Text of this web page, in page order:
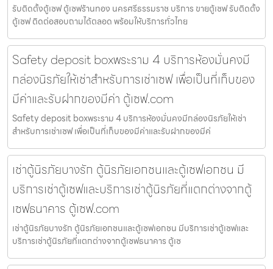
รับติดตั้งตู้เซฟ ตู้เซฟร้านทอง นครศรีธรรมราช บริการ ขายตู้เซฟ รับติดตั้ง
ตู้เซฟ ติดต่อสอบถามได้ตลอด พร้อมให้บริการทั่วไทย
Safety deposit boxพระราม 4 บริการห้องมั่นคงมี
กล่องนิรภัยให้เช่าสำหรับการเช่าเซฟ เพื่อเป็นที่เก็บของ
มีค่าและรับฝากของมีค่า ตู้เซฟ.com
Safety deposit boxพระราม 4 บริการห้องมั่นคงมีกล่องนิรภัยให้เช่า
สำหรับการเช่าเซฟ เพื่อเป็นที่เก็บของมีค่าและรับฝากของมีค่
เช่าตู้นิรภัยบางรัก ตู้นิรภัยเอกชนและตู้เซฟเอกชน มี
บริการเช่าตู้เซฟและบริการเช่าตู้นิรภัยที่แตกต่างจากตู้
เซฟธนาคาร ตู้เซฟ.com
เช่าตู้นิรภัยบางรัก ตู้นิรภัยเอกชนและตู้เซฟเอกชน มีบริการเช่าตู้เซฟและ
บริการเช่าตู้นิรภัยที่แตกต่างจากตู้เซฟธนาคาร ตู้เซ